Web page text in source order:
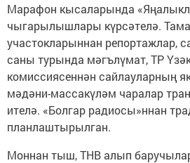
Марафон кысаларында
чыгарылышлары күрсәтелә.
участокларыннан репортажлар,
саны турында мәгълүмат, ТР
комиссиясеннән сайлауларның
мәдәни-массакүләм чаралар
ителә. «Болгар радиосы»ннан
планлаштырылган.
Моннан тыш, ТНВ алып